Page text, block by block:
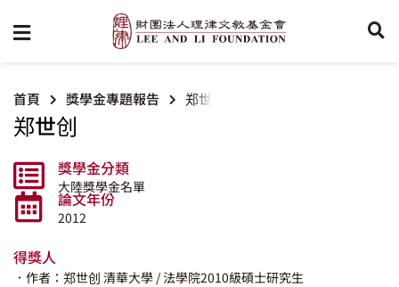
首頁 獎學金專題報告 郑世创
郑世创
獎學金分類
大陸獎學金名單
論文年份
2012
得獎人
．作者：郑世创 清華大學 / 法學院2010級碩士研究生